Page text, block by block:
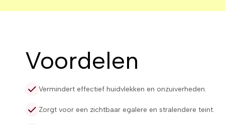
Voordelen
Vermindert effectief huidvlekken en onzuiverheden.
Zorgt voor een zichtbaar egalere en stralendere teint.